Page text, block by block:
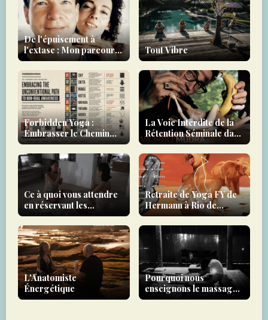
De l'épuisement à
l'extase : Mon parcours
avec le Forbidden Yoga
- un témoignage
Tout Vibre
Forbidden Yoga :
Embrasser le Chemin
Non Conventionnel vers
la Conscience Non-
Duelle
La Voie Interdite de la
Rétention Séminale dans
le Tantra
Ce à quoi vous attendre
en réservant les
expériences Forbidden
Yoga
Retraite de Yoga FY de
Hermann à Rio de
Janeiro
L'Anatomiste
Énergétique
Pourquoi nous
enseignons le massage
sensuel chinois